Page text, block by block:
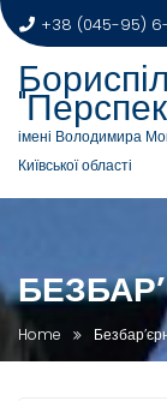
+38 (045-95)
імені Володимира
Київської області
Home